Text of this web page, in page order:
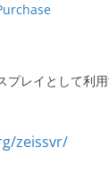
レイとして利